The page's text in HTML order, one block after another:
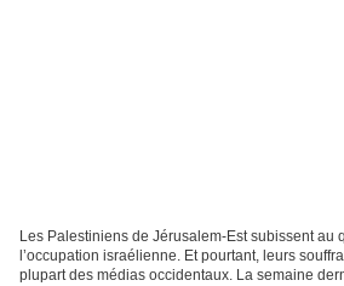
Les Palestiniens de Jérusalem-Est subissent au
l’occupation israélienne. Et pourtant, leurs
plupart des médias occidentaux. La semaine